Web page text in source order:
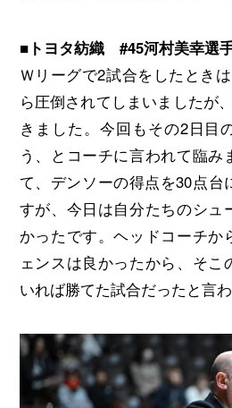
■トヨタ紡織 #45河村美幸選
Ｗリーグで2試合をしたとき
ら圧倒されてしまいましたが
きました。今回もその2日目
う、とコーチに言われて臨み
て、デンソーの得点を30点台
すが、今日は自分たちのシュ
かったです。ヘッドコーチか
ェンスは良かったから、そこ
いれば勝てた試合だったと言わ